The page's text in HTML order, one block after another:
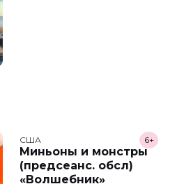
США
Миньоны и монстры
(предсеанс. обсл)
«Волшебник»
6+